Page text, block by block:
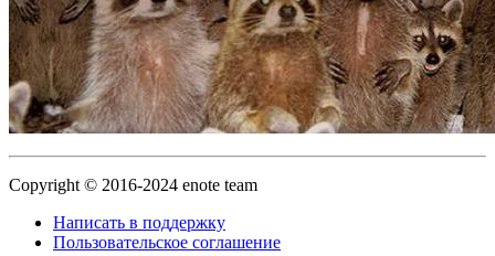
Copyright © 2016-2024 enote team
Написать в поддержку
Пользовательское соглашение